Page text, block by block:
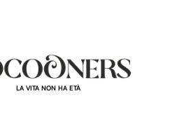
LA VITA NON HA ETÀ